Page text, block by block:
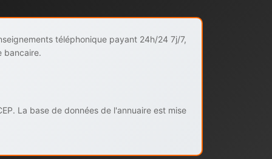
téléphonique payant 24h/24 7j/7,
bancaire.
La base de données de l'annuaire est mise